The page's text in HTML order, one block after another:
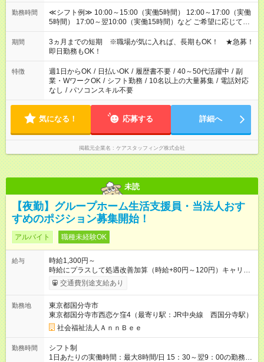
勤務時間
≪シフト例≫ 10:00～15:00（実働5時間） 12:00～17:00（実働
5時間） 17:00～翌10:00（実働15時間）など ご希望に応じて、
働く時間は調整できます！ お気軽に担当へ相談ください！
期間
3ヵ月までの短期 ※職場が気に入れば、長期もOK！ ★急募！
即日勤務もOK！
特徴 週1日からOK / 日払いOK / 履歴書不要 / 40～50代活躍中 / 副
業・WワークOK / シフト勤務 / 10名以上の大量募集 / 電話対応
なし / パソコンスキル不要
気になる！ 応募する 詳細へ
掲載元企業名 ケアスタッフィング株式会社
未読
【夜勤】グループホーム生活支援員・当法人おす
すめのポジション募集開始！
アルバイト 職種未経験OK
給与
時給1,300円～
時給にプラスして処遇改善加算（時給+80円～120円）キャリア
に応じて時給が上がります 夜勤研修制度あり。マンツーマン指
導（夜勤研修中は時給1,226円となります） 試用期間は２ヶ月。
あり 試用期間の長さ：2ヶ月 ※ 雇用形態と給与に、本採用時と
異なる部分があります。 雇用形態：本採用時と同じです。 給
与：時給 1,226円以上 夜勤研修制度あり。マンツーマン指導
（夜勤研修中は時給1,226円となります）試用期間は２ヶ月。お
仕事に対するマッチングをみています やってみて合わない場合
はキャンセルできます
交通費別途支給あり
勤務地
東京都国分寺市
東京都国分寺市西恋ケ窪4（最寄り駅：JR中央線 西国分寺駅）
社会福祉法人ＡｎｎＢｅｅ
勤務時間
シフト制
1日あたりの実働時間：最大8時間/日 15：30～翌9：00の勤務時